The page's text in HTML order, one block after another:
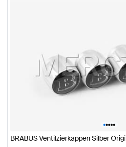
•••••
BRABUS Ventilzierkappen Silber